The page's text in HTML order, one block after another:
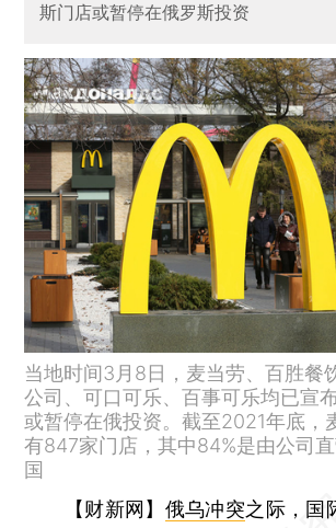
斯门店或暂停在俄罗斯投资
当地时间3月8日，麦当劳、百胜餐
公司、可口可乐、百事可乐均已宣
或暂停在俄投资。截至2021年底，
有847家门店，其中84%是由公司
国
【财新网】 俄乌冲突之际，国